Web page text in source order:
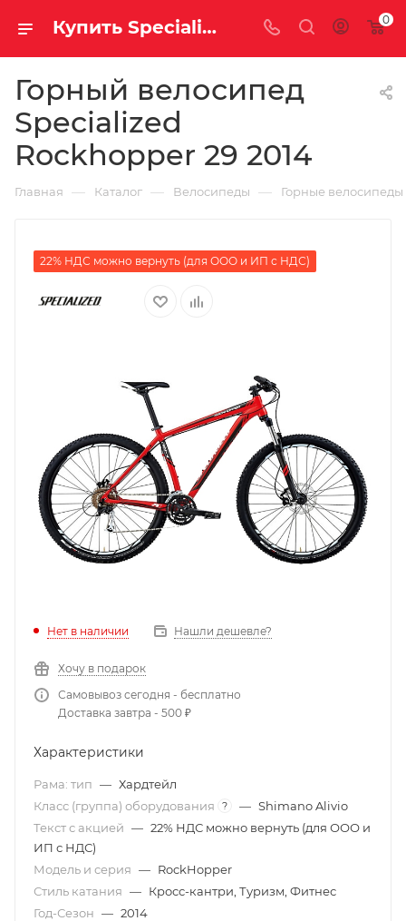
Купить Specialized Rockhopper 29 2014 за рублей, а со скидкой 0
Горный велосипед
Specialized
Rockhopper 29 2014
Главная — Каталог — Велосипеды — Горные велосипеды
22% НДС можно вернуть (для ООО и ИП с НДС)
Нет в наличии Нашли дешевле?
Хочу в подарок
Самовывоз сегодня - бесплатно
Доставка завтра - 500 ₽
Характеристики
Рама: тип — Хардтейл
Класс (группа) оборудования
? — Shimano Alivio
Текст с акцией — 22% НДС можно вернуть (для ООО и
ИП с НДС)
Модель и серия — RockHopper
Стиль катания — Кросс-кантри, Туризм, Фитнес
Год-Сезон — 2014